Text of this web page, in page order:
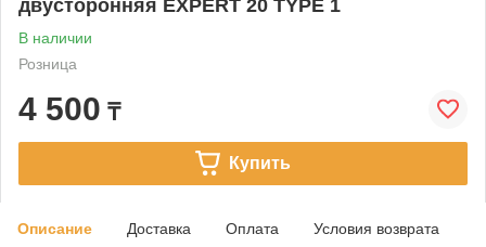
двусторонняя EXPERT 20 TYPE 1
В наличии
Розница
4 500 ₸
Купить
Описание Доставка Оплата Условия возврата